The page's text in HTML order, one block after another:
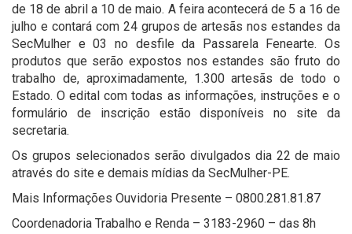
de 18 de abril a 10 de maio. A feira acontecerá de 5 a 16 de
julho e contará com 24 grupos de artesãs nos estandes da
SecMulher e 03 no desfile da Passarela Fenearte. Os
produtos que serão expostos nos estandes são fruto do
trabalho de, aproximadamente, 1.300 artesãs de todo o
Estado. O edital com todas as informações, instruções e o
formulário de inscrição estão disponíveis no site da
secretaria.
Os grupos selecionados serão divulgados dia 22 de maio
através do site e demais mídias da SecMulher-PE.
Mais Informações Ouvidoria Presente – 0800.281.81.87
Coordenadoria Trabalho e Renda – 3183-2960 – das 8h